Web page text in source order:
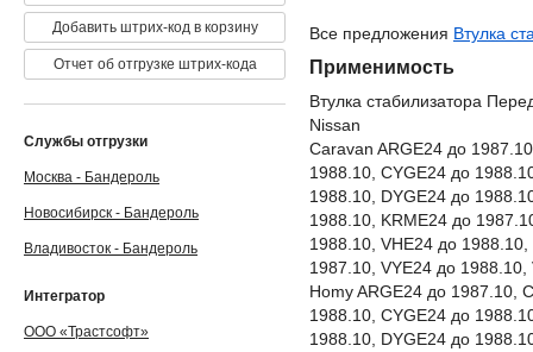
Все предложения Втулка
Применимость
Втулка стабилизатора
Nissan
Caravan ARGE24 до
1988.10, CYGE24 до
1988.10, DYGE24 до
1988.10, KRME24 до
1988.10, VHE24 до
1987.10, VYE24 до
Homy ARGE24 до 1987.10,
1988.10, CYGE24 до
1988.10, DYGE24 до
Добавить штрих-код в корзину
Отчет об отгрузке штрих-кода
Службы отгрузки
Москва - Бандероль
Новосибирск - Бандероль
Владивосток - Бандероль
Интегратор
ООО «Трастсофт»